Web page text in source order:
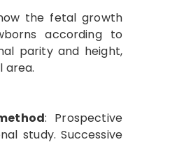
the fetal growth
according to
parity and height,
area.
: Prospective
study. Successive